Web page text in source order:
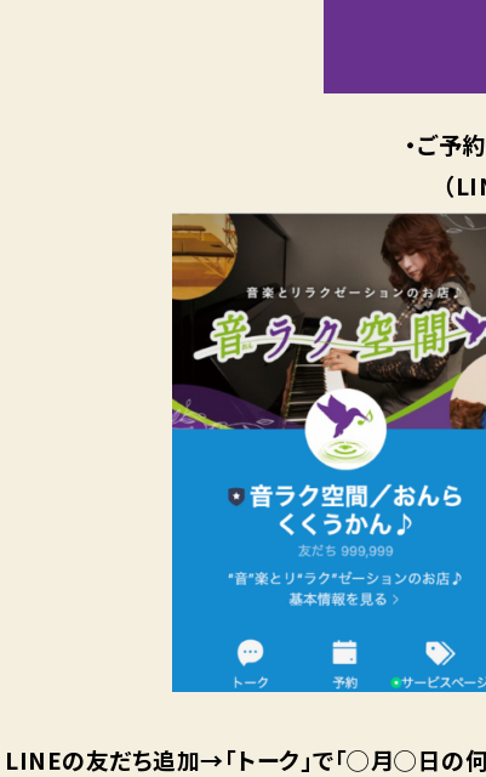
・ご予
（
LINEの友だち追加→「トーク」で「◯月◯日の